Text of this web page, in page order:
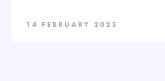
14 FEBRUARY 2025